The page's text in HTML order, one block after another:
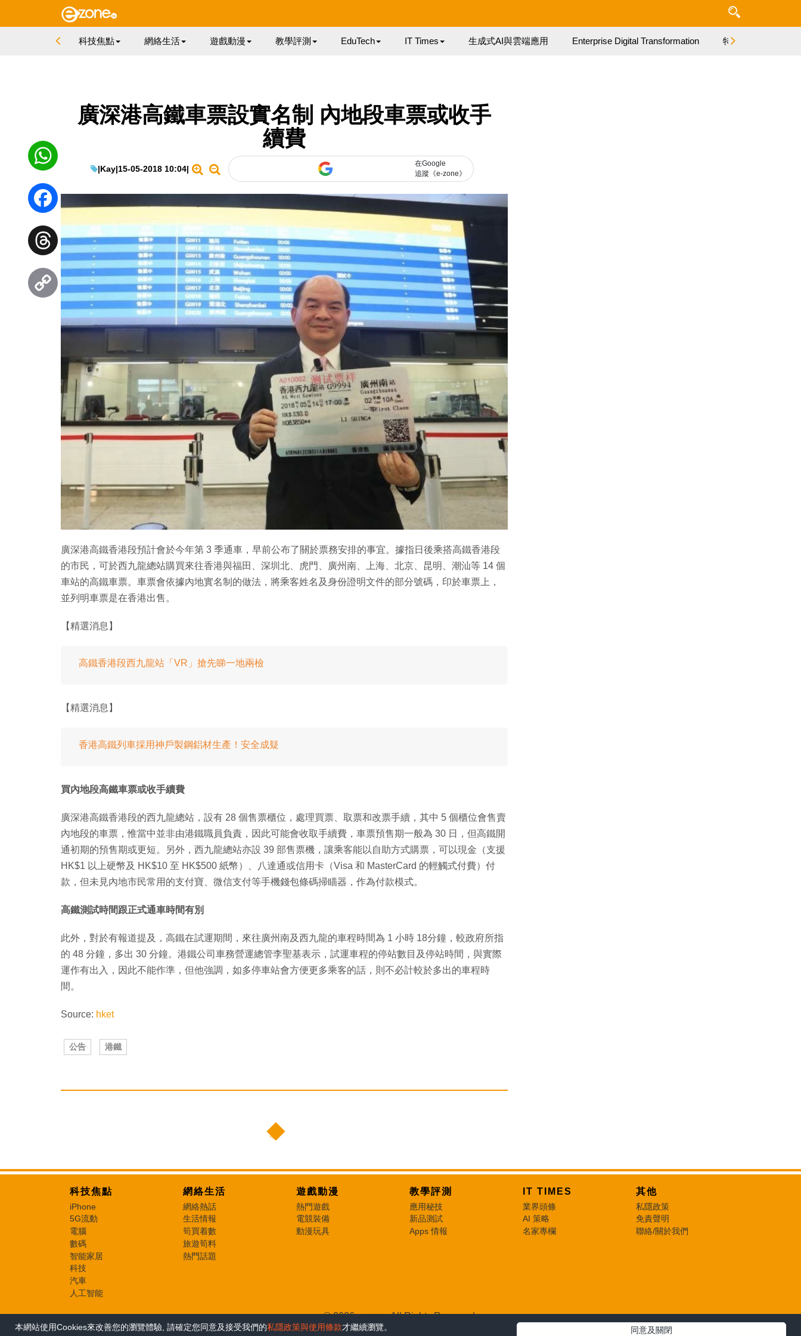
本網站使用Cookies來改善您的瀏覽體驗, 請確定您同意及接受我們的私隱政策與使用條款才繼續瀏覽。 同意及關閉
科技焦點 網絡生活 遊戲動漫 教學評測 EduTech IT Times 生成式AI與雲端應用 Enterprise Digital Transformation 特集
廣深港高鐵車票設實名制 內地段車票或收手
續費
|Kay|15-05-2018 10:04|
在Google
追蹤《e-zone》
廣深港高鐵香港段預計會於今年第 3 季通車，早前公布了關於票務安排的事宜。據指日後乘搭高鐵香港段
的市民，可於西九龍總站購買來往香港與福田、深圳北、虎門、廣州南、上海、北京、昆明、潮汕等 14 個
車站的高鐵車票。車票會依據內地實名制的做法，將乘客姓名及身份證明文件的部分號碼，印於車票上，
並列明車票是在香港出售。
【精選消息】
高鐵香港段西九龍站「VR」搶先睇一地兩檢
【精選消息】
香港高鐵列車採用神戶製鋼鋁材生產！安全成疑
買內地段高鐵車票或收手續費
廣深港高鐵香港段的西九龍總站，設有 28 個售票櫃位，處理買票、取票和改票手續，其中 5 個櫃位會售賣
內地段的車票，惟當中並非由港鐵職員負責，因此可能會收取手續費，車票預售期一般為 30 日，但高鐵開
通初期的預售期或更短。另外，西九龍總站亦設 39 部售票機，讓乘客能以自助方式購票，可以現金（支援
HK$1 以上硬幣及 HK$10 至 HK$500 紙幣）、八達通或信用卡（Visa 和 MasterCard 的輕觸式付費）付
款，但未見內地市民常用的支付寶、微信支付等手機錢包條碼掃瞄器，作為付款模式。
高鐵測試時間跟正式通車時間有別
此外，對於有報道提及，高鐵在試運期間，來往廣州南及西九龍的車程時間為 1 小時 18分鐘，較政府所指
的 48 分鐘，多出 30 分鐘。港鐵公司車務營運總管李聖基表示，試運車程的停站數目及停站時間，與實際
運作有出入，因此不能作準，但他強調，如多停車站會方便更多乘客的話，則不必計較於多出的車程時
間。
Source: hket
公告 港鐵
WhatsApp
Facebook
Threads
Copy
Link
科技焦點
iPhone
5G流動
電腦
數碼
智能家居
科技
汽車
人工智能
網絡生活
網絡熱話
生活情報
筍買着數
旅遊筍料
熱門話題
遊戲動漫
熱門遊戲
電競裝備
動漫玩具
教學評測
應用秘技
新品測試
Apps 情報
IT TIMES
業界頭條
AI 策略
名家專欄
其他
私隱政策
免責聲明
聯絡/關於我們
© 2026 e-zone. All Rights Reserved.